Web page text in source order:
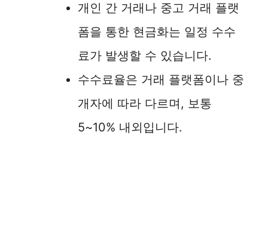
개인 간 거래나 중고 거래 플랫
폼을 통한 현금화는 일정 수수
료가 발생할 수 있습니다.
수수료율은 거래 플랫폼이나 중
개자에 따라 다르며, 보통
5~10% 내외입니다.